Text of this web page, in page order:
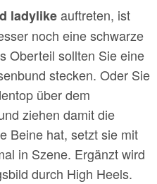
ladylikeauftreten, ist
noch eine schwarze
Oberteil sollten Sie eine
stecken. Oder Sie
über dem
ziehen damit die
Beine hat, setzt sie mit
in Szene. Ergänzt wird
durch High Heels.